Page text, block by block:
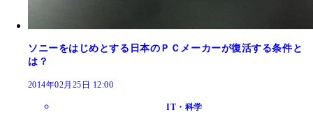
ソニーをはじめとする日本のＰＣメーカーが復活する条件と
は？
2014年02月25日 12:00
IT・科学